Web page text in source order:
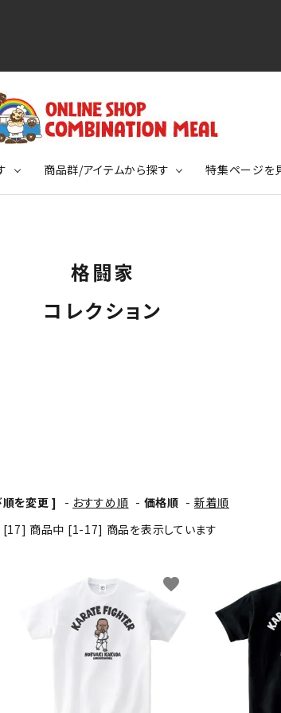
競走馬コレクション
商品群/アイテムから探す
KIDSサイズ
特集ページを
格闘家
コレクション
を変更 ] - おすすめ順 - 価格順 - 新着順
[17] 商品中 [1-17] 商品を表示しています
favorite